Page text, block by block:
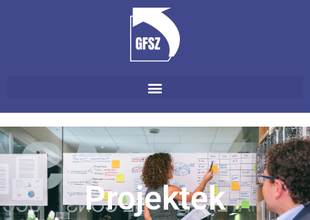
Projektek